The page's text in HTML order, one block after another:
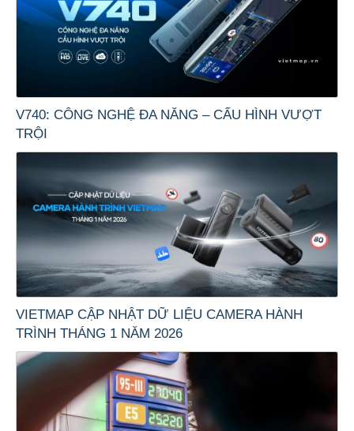
V740: CÔNG NGHỆ ĐA NĂNG – CẤU HÌNH VƯỢT
TRỘI
VIETMAP CẬP NHẬT DỮ LIỆU CAMERA HÀNH
TRÌNH THÁNG 1 NĂM 2026